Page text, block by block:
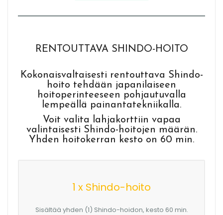
RENTOUTTAVA SHINDO-HOITO
Kokonaisvaltaisesti rentouttava Shindo-
hoito tehdään japanilaiseen
hoitoperinteeseen pohjautuvalla
lempeällä painantatekniikalla.
Voit valita lahjakorttiin vapaa
valintaisesti Shindo-hoitojen määrän.
Yhden hoitokerran kesto on 60 min.
1 x Shindo-hoito
Sisältää yhden (1) Shindo-hoidon, kesto 60 min.